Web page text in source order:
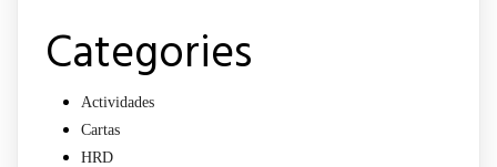
Categories
Actividades
Cartas
HRD